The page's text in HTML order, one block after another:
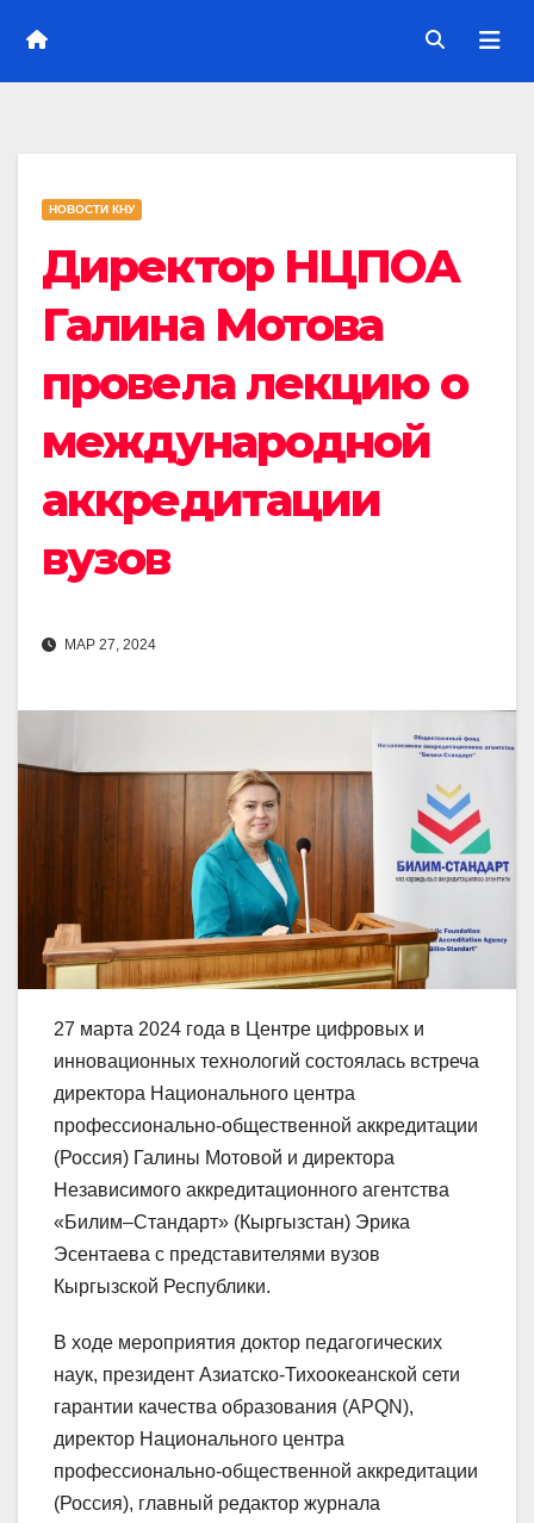
НОВОСТИ КНУ
Директор НЦПОА
Галина Мотова
провела лекцию о
международной
аккредитации
вузов
МАР 27, 2024
27 марта 2024 года в Центре цифровых и
инновационных технологий состоялась встреча
директора Национального центра
профессионально-общественной аккредитации
(Россия) Галины Мотовой и директора
Независимого аккредитационного агентства
«Билим–Стандарт» (Кыргызстан) Эрика
Эсентаева с представителями вузов
Кыргызской Республики.
В ходе мероприятия доктор педагогических
наук, президент Азиатско-Тихоокеанской сети
гарантии качества образования (APQN),
директор Национального центра
профессионально-общественной аккредитации
(Россия), главный редактор журнала